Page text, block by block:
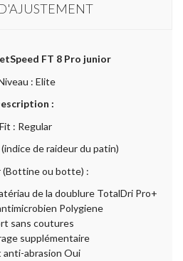
FT 8 Pro junior
: Elite
:
: Regular
de raideur du patin)
(Bottine ou botte) :
de la doublure TotalDri Pro+
Polygiene
sans coutures
supplémentaire
anti-abrasion Oui